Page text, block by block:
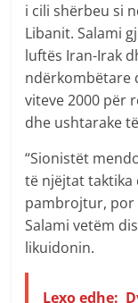
i cili shërbeu si
Libanit. Salami
luftës Iran-Irak
ndërkombëtare
viteve 2000 për
dhe ushtarake
“Sionistët
të njëjtat taktika
pambrojtur, por
Salami vetëm
likuidonin.
Lexo edhe: